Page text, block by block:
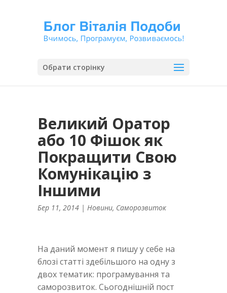
Обрати сторінку
Великий Оратор
або 10 Фішок як
Покращити Свою
Комунікацію з
Іншими
Бер 11, 2014 | Новини, Саморозвиток
На даний момент я пишу у себе на
блозі статті здебільшого на одну з
двох тематик: програмування та
саморозвиток. Сьогоднішній пост